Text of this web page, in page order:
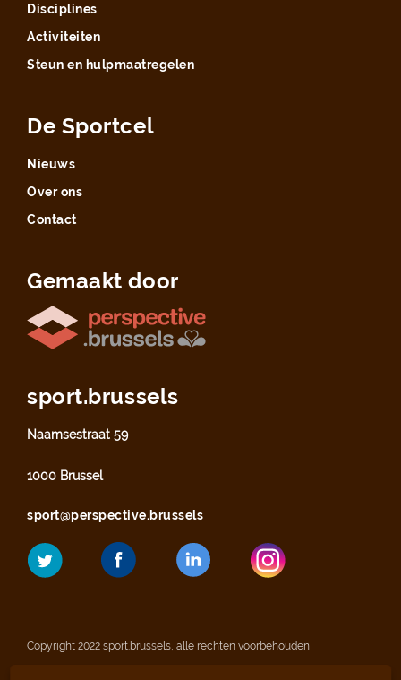
Disciplines
Activiteiten
Steun en hulpmaatregelen
De Sportcel
Nieuws
Over ons
Contact
Gemaakt door
sport.brussels
Naamsestraat 59
1000 Brussel
sport@perspective.brussels
Copyright 2022 sport.brussels, alle rechten voorbehouden